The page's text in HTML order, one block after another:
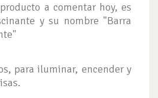
a comentar hoy, es
y su nombre "Barra
para iluminar, encender y